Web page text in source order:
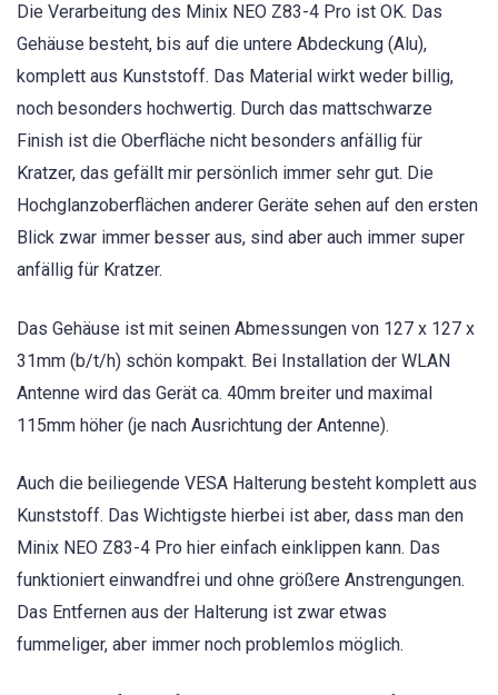
Die Verarbeitung des Minix NEO Z83-4 Pro ist OK. Das
Gehäuse besteht, bis auf die untere Abdeckung (Alu),
komplett aus Kunststoff. Das Material wirkt weder billig,
noch besonders hochwertig. Durch das mattschwarze
Finish ist die Oberfläche nicht besonders anfällig für
Kratzer, das gefällt mir persönlich immer sehr gut. Die
Hochglanzoberflächen anderer Geräte sehen auf den ersten
Blick zwar immer besser aus, sind aber auch immer super
anfällig für Kratzer.
Das Gehäuse ist mit seinen Abmessungen von 127 x 127 x
31mm (b/t/h) schön kompakt. Bei Installation der WLAN
Antenne wird das Gerät ca. 40mm breiter und maximal
115mm höher (je nach Ausrichtung der Antenne).
Auch die beiliegende VESA Halterung besteht komplett aus
Kunststoff. Das Wichtigste hierbei ist aber, dass man den
Minix NEO Z83-4 Pro hier einfach einklippen kann. Das
funktioniert einwandfrei und ohne größere Anstrengungen.
Das Entfernen aus der Halterung ist zwar etwas
fummeliger, aber immer noch problemlos möglich.